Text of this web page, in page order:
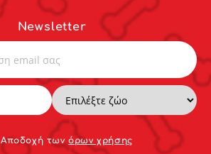
Newsletter
Αποδoχή τωνόρων χρήσης